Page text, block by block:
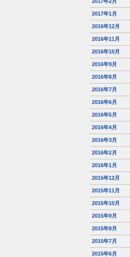
2017年1月
2016年12月
2016年11月
2016年10月
2016年9月
2016年8月
2016年7月
2016年6月
2016年5月
2016年4月
2016年3月
2016年2月
2016年1月
2015年12月
2015年11月
2015年10月
2015年9月
2015年8月
2015年7月
2015年6月